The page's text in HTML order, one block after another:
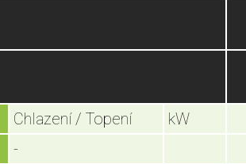
Chlazení / Topení kW
-